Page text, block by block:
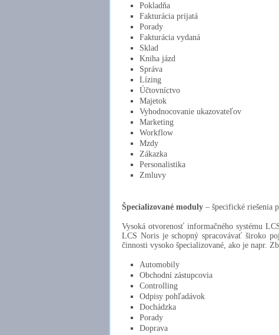
Pokladňa
Fakturácia prijatá
Porady
Fakturácia vydaná
Sklad
Kniha jázd
Správa
Lízing
Účtovníctvo
Majetok
Vyhodnocovanie ukazovateľov
Marketing
Workflow
Mzdy
Zákazka
Personalistika
Zmluvy
Špecializované moduly – špecifické riešenia
Vysoká otvorenosť informačného systému
LCS Noris je schopný spracovávať široko
činnosti vysoko špecializované, ako je napr.
Automobily
Obchodní zástupcovia
Controlling
Odpisy pohľadávok
Dochádzka
Porady
Doprava